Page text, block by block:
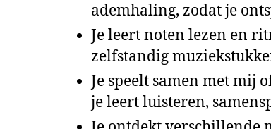
ademhaling, zodat je
Je leert noten lezen en
zelfstandig
Je speelt samen met mij
je leert luisteren,